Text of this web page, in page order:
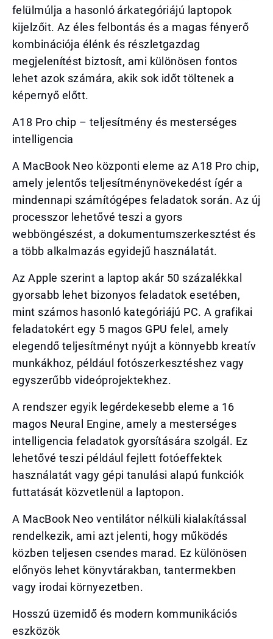
felülmúlja a hasonló árkategóriájú laptopok
kijelzőit. Az éles felbontás és a magas fényerő
kombinációja élénk és részletgazdag
megjelenítést biztosít, ami különösen fontos
lehet azok számára, akik sok időt töltenek a
képernyő előtt.
A18 Pro chip – teljesítmény és mesterséges
intelligencia
A MacBook Neo központi eleme az A18 Pro chip,
amely jelentős teljesítménynövekedést ígér a
mindennapi számítógépes feladatok során. Az új
processzor lehetővé teszi a gyors
webböngészést, a dokumentumszerkesztést és
a több alkalmazás egyidejű használatát.
Az Apple szerint a laptop akár 50 százalékkal
gyorsabb lehet bizonyos feladatok esetében,
mint számos hasonló kategóriájú PC. A grafikai
feladatokért egy 5 magos GPU felel, amely
elegendő teljesítményt nyújt a könnyebb kreatív
munkákhoz, például fotószerkesztéshez vagy
egyszerűbb videóprojektekhez.
A rendszer egyik legérdekesebb eleme a 16
magos Neural Engine, amely a mesterséges
intelligencia feladatok gyorsítására szolgál. Ez
lehetővé teszi például fejlett fotóeffektek
használatát vagy gépi tanulási alapú funkciók
futtatását közvetlenül a laptopon.
A MacBook Neo ventilátor nélküli kialakítással
rendelkezik, ami azt jelenti, hogy működés
közben teljesen csendes marad. Ez különösen
előnyös lehet könyvtárakban, tantermekben
vagy irodai környezetben.
Hosszú üzemidő és modern kommunikációs
eszközök